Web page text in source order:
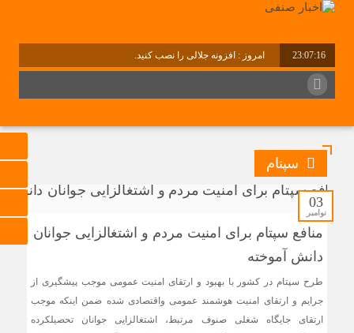
23:07:17 امروز : افزونه جلالی را نصب کنید.
سپتام
03
نوامبر
منافع سپتام برای امنیت مردم و اشتغالزایی جوانان
دانش آموخته
طرح سپتام در کشور با بهبود و ارتقای امنیت عمومی موجب پیشگیری از
جرایم و ارتقای امنیت هوشمند عمومی واقتصادی شده ضمن اینکه موجب
ارتقای جایگاه شغلی صنوف مرتبط، اشتغالزایی جوانان تحصیلکرده